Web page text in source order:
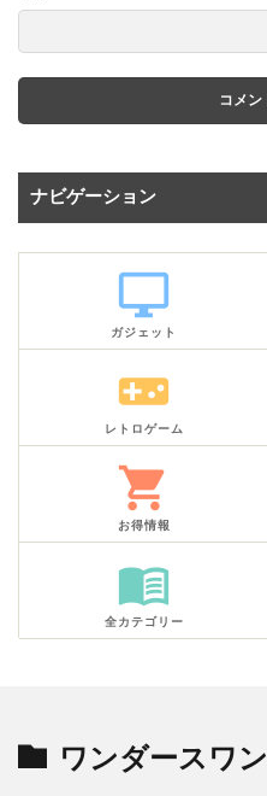
ナビゲーション
desktop_windows
ガジェット
videogame_asset
レトロゲーム
shopping_cart
お得情報
menu_book
全カテゴリー
ワンダースワン